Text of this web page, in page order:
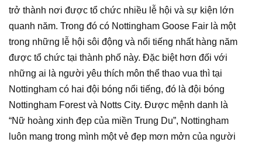
trở thành nơi được tổ chức nhiều lễ hội và sự kiện lớn
quanh năm. Trong đó có Nottingham Goose Fair là một
trong những lễ hội sôi động và nổi tiếng nhất hàng năm
được tổ chức tại thành phố này. Đặc biệt hơn đối với
những ai là người yêu thích môn thể thao vua thì tại
Nottingham có hai đội bóng nổi tiếng, đó là đội bóng
Nottingham Forest và Notts City. Được mệnh danh là
“Nữ hoàng xinh đẹp của miền Trung Du”, Nottingham
luôn mang trong mình một vẻ đẹp mơn mởn của người